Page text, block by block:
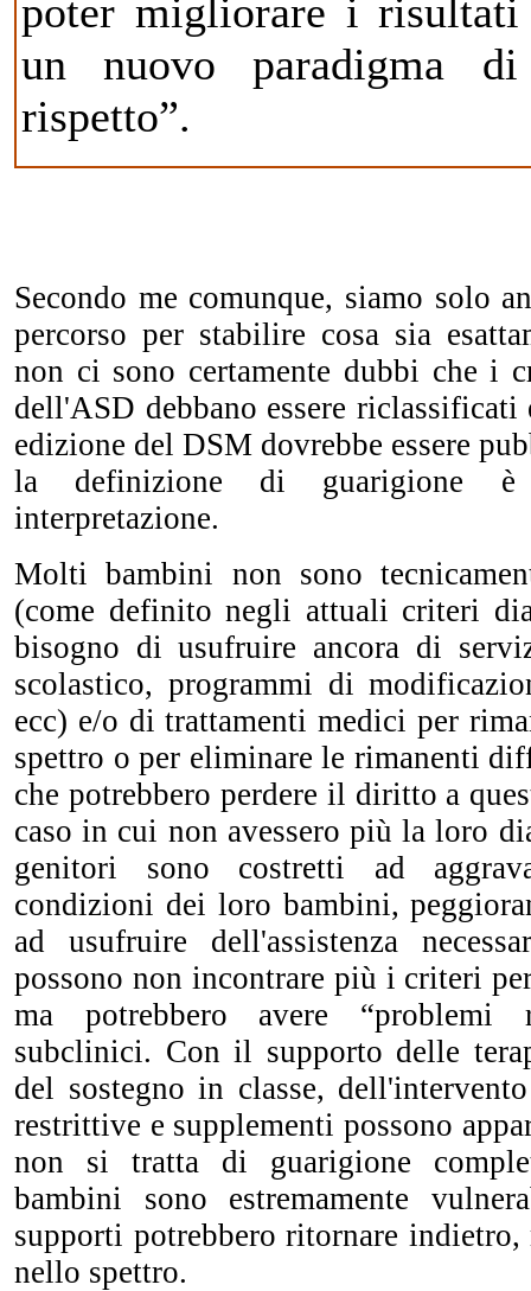
poter migliorare i risultati
un nuovo paradigma
rispetto”.
Secondo me comunque, siamo solo
percorso per stabilire cosa sia
non ci sono certamente dubbi che i
dell'ASD debbano essere
edizione del DSM dovrebbe essere
la definizione di guarigione è
interpretazione.
Molti bambini non sono
(come definito negli attuali criteri
bisogno di usufruire ancora di
scolastico, programmi di
ecc) e/o di trattamenti medici per
spettro o per eliminare le rimanenti
che potrebbero perdere il diritto a
caso in cui non avessero più la loro
genitori sono costretti ad
condizioni dei loro bambini,
ad usufruire dell'assistenza
possono non incontrare più i criteri
ma potrebbero avere “problemi
subclinici. Con il supporto delle
del sostegno in classe,
restrittive e supplementi possono
non si tratta di guarigione
bambini sono estremamente
supporti potrebbero ritornare
nello spettro.